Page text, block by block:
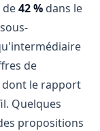
de42 % dans le
de
dont le rapport
Quelques
propositions